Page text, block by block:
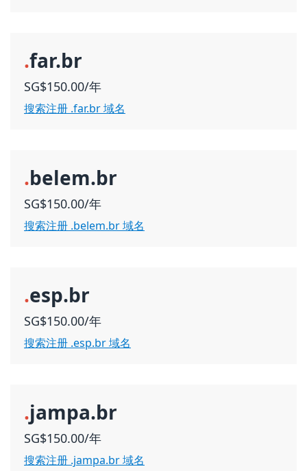
.far.br
SG$150.00/年
搜索注册 .far.br 域名
.belem.br
SG$150.00/年
搜索注册 .belem.br 域名
.esp.br
SG$150.00/年
搜索注册 .esp.br 域名
.jampa.br
SG$150.00/年
搜索注册 .jampa.br 域名